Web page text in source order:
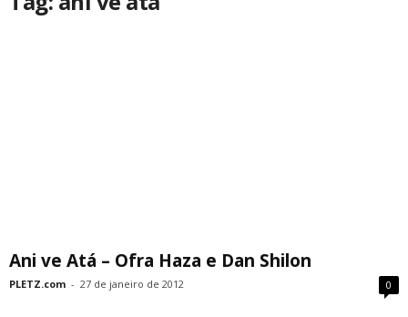
Ani ve Atá – Ofra Haza e Dan Shilon
PLETZ.com - 27 de janeiro de 2012 0